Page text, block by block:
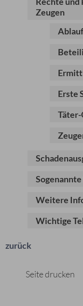
Zeugen
Erste
Weitere
Wichtige
zurück
Seite drucken